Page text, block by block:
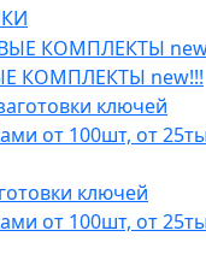
КОМПЛЕКТЫ new!!!
ключей
от 100шт, от